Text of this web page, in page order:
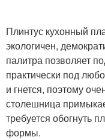
Плинтус кухонный
экологичен,
палитра позволяет
практически под
и гнется, поэтому
столешница
требуется обогнуть
формы.